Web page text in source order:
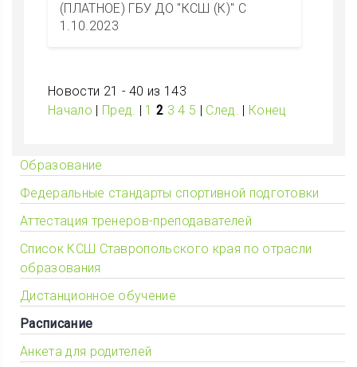
(ПЛАТНОЕ) ГБУ ДО "КСШ (К)" С
1.10.2023
Новости 21 - 40 из 143
Начало | Пред. | 1 2 3 4 5 | След. | Конец
Образование
Федеральные стандарты спортивной подготовки
Аттестация тренеров-преподавателей
Список КСШ Ставропольского края по отрасли
образования
Дистанционное обучение
Расписание
Анкета для родителей